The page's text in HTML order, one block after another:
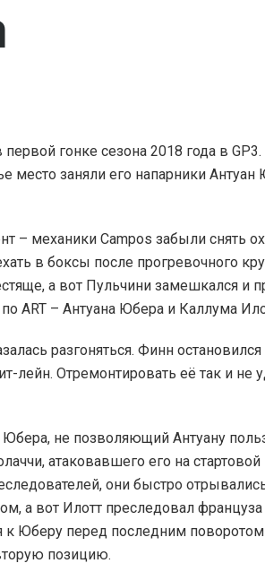
гонке сезона 2018 года в
место заняли его напарники
– механики Campos забыли снять
в боксы после прогревочного
а вот Пульчини замешкался и
ART – Антуана Юбера и Каллума
разгоняться. Финн
лейн. Отремонтировать её так и не
не позволяющий Антуану
атаковавшего его на
они быстро
а вот Илотт преследовал
к Юберу перед последним
позицию.